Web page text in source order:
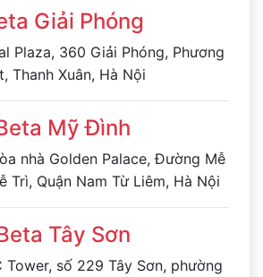
Giải Phóng
Plaza, 360 Giải Phóng, Phương
Thanh Xuân, Hà Nội
Mỹ Đình
nhà Golden Palace, Đường Mễ
Trì, Quận Nam Từ Liêm, Hà Nội
Tây Sơn
Tower, số 229 Tây Sơn, phường